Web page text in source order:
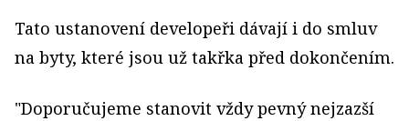
Tato ustanovení developeři dávají i do smluv
na byty, které jsou už takřka před dokončením.
"Doporučujeme stanovit vždy pevný nejzazší